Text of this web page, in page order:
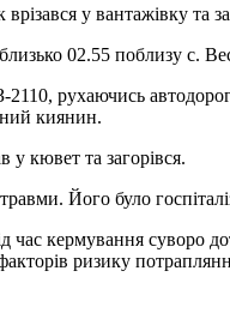
у вантажівку та
02.55 поблизу с.
рухаючись
киянин.
у кювет та загорівся.
Його було
час кермування
ризику